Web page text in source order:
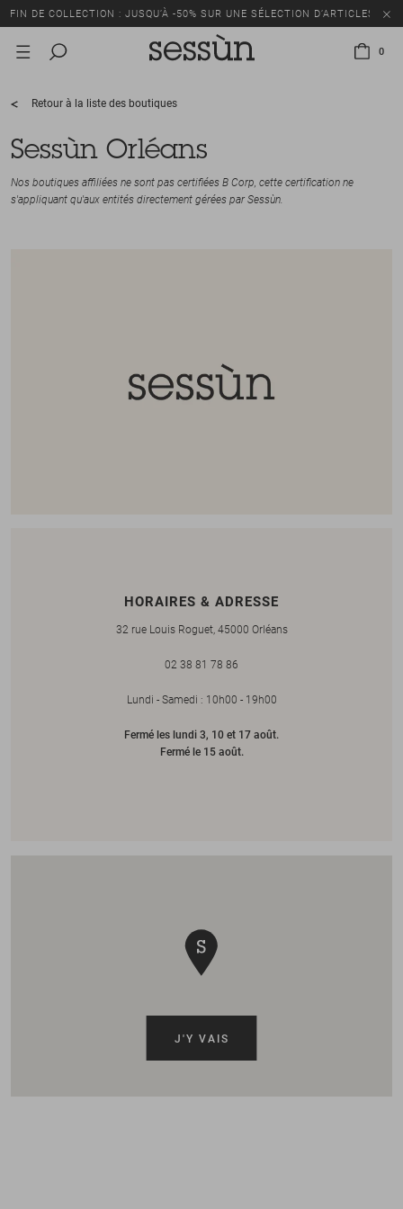
FIN DE COLLECTION : JUSQU’À -50% SUR UNE SÉLECTION D’ARTICLES
0
Retour à la liste des boutiques
Sessùn Orléans
Nos boutiques affiliées ne sont pas certifiées B Corp, cette certification ne
s'appliquant qu'aux entités directement gérées par Sessùn.
HORAIRES & ADRESSE
32 rue Louis Roguet, 45000 Orléans
02 38 81 78 86
Lundi - Samedi : 10h00 - 19h00
Fermé les lundi 3, 10 et 17 août.
Fermé le 15 août.
J'Y VAIS